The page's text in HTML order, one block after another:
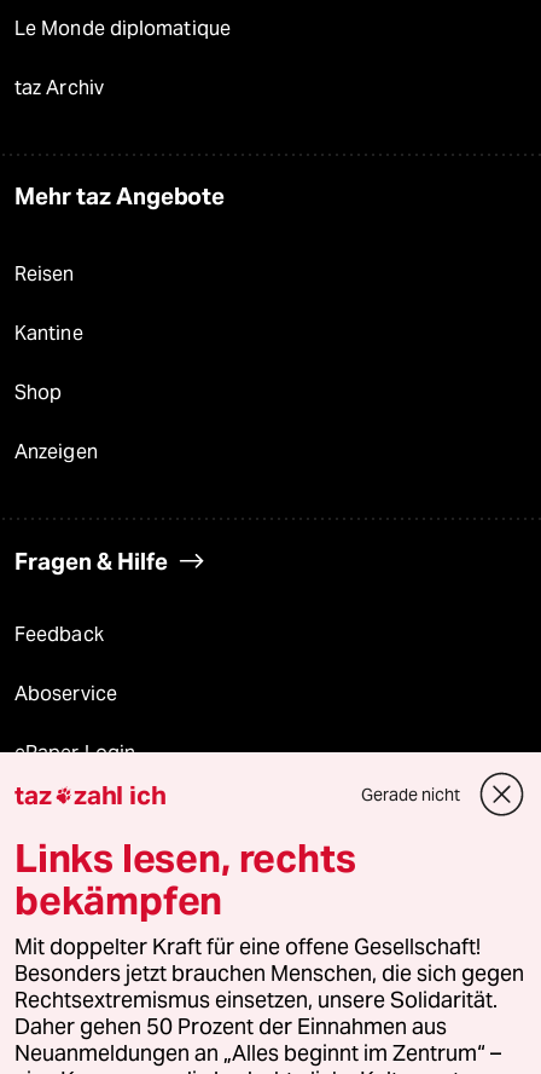
Le Monde diplomatique
taz Archiv
Mehr taz Angebote
Reisen
Kantine
Shop
Anzeigen
Fragen & Hilfe
Feedback
Aboservice
ePaper Login
Downloads für Abonnierende
© 2026 taz Verlags und Vertriebs GmbH
Alle Rechte vorbehalten. Bei rechtlichen Fragen oder für Genehmigungen
wenden Sie sich bitte an
lizenzen@taz.de
Feedback Redaktionsstatut Kommune-Richtlinien
taz zahl ich Gerade nicht
Links lesen, rechts
bekämpfen
Mit doppelter Kraft für eine offene Gesellschaft!
Besonders jetzt brauchen Menschen, die sich gegen
Rechtsextremismus einsetzen, unsere Solidarität.
Daher gehen 50 Prozent der Einnahmen aus
Neuanmeldungen an „Alles beginnt im Zentrum“ –